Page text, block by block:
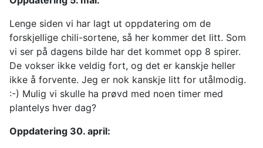
Lenge siden vi har lagt ut oppdatering om de
forskjellige chili-sortene, så her kommer det litt. Som
vi ser på dagens bilde har det kommet opp 8 spirer.
De vokser ikke veldig fort, og det er kanskje heller
ikke å forvente. Jeg er nok kanskje litt for utålmodig.
:-) Mulig vi skulle ha prøvd med noen timer med
plantelys hver dag?
Oppdatering 30. april: